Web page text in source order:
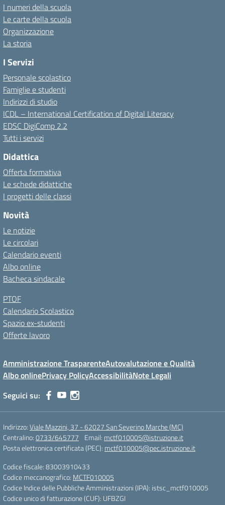
I numeri della scuola
Le carte della scuola
Organizzazione
La storia
I Servizi
Personale scolastico
Famiglie e studenti
Indirizzi di studio
ICDL – International Certification of Digital Literacy
EDSC DigiComp 2.2
Tutti i servizi
Didattica
Offerta formativa
Le schede didattiche
I progetti delle classi
Novità
Le notizie
Le circolari
Calendario eventi
Albo online
Bacheca sindacale
PTOF
Calendario Scolastico
Spazio ex-studenti
Offerte lavoro
Amministrazione TrasparenteAutovalutazione e Qualità
Albo onlinePrivacy PolicyAccessibilitàNote Legali
Seguici su:
Indirizzo:Viale Mazzini, 37 - 62027 San Severino Marche (MC)
Centralino:0733/645777 Email: mctf010005@istruzione.it
Posta elettronica certificata (PEC): mctf010005@pec.istruzione.it
Codice fiscale: 83003910433
Codice meccanografico: MCTF010005
Codice Indice delle Pubbliche Amministrazioni (IPA): istsc_mctf010005
Codice unico di fatturazione (CUF): UFBZGI